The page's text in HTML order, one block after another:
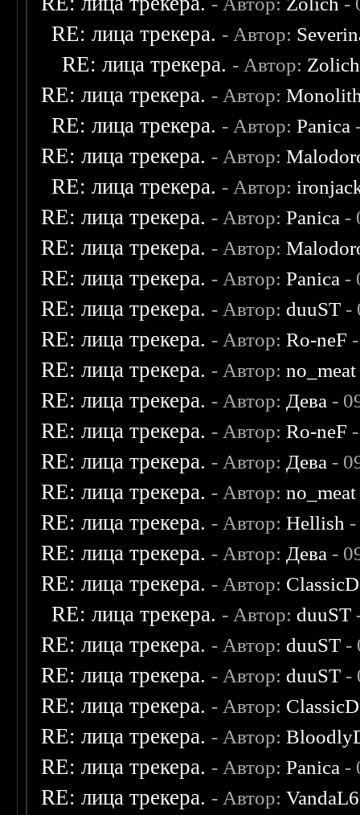
RE: лица трекера. - Автор:
RE: лица трекера. - Автор: Zolich
RE: лица трекера. - Автор:
RE: лица трекера. - Автор:Panica
RE: лица трекера. - Автор:
RE: лица трекера. - Автор:
RE: лица трекера. - Автор:Panica -
RE: лица трекера. - Автор:
RE: лица трекера. - Автор:Panica -
RE: лица трекера. - Автор: duuST -
RE: лица трекера. - Автор:Ro-neF
RE: лица трекера. - Автор:no_meat
RE: лица трекера. - Автор: Дева -
RE: лица трекера. - Автор:Ro-neF
RE: лица трекера. - Автор: Дева -
RE: лица трекера. - Автор:no_meat
RE: лица трекера. - Автор:Hellish
RE: лица трекера. - Автор: Дева -
RE: лица трекера. - Автор:
RE: лица трекера. - Автор: duuST
RE: лица трекера. - Автор: duuST -
RE: лица трекера. - Автор: duuST -
RE: лица трекера. - Автор:
RE: лица трекера. - Автор:
RE: лица трекера. - Автор:Panica -
RE: лица трекера. - Автор: